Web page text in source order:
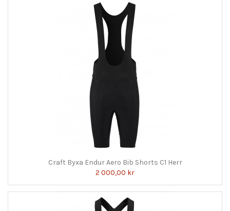
Craft Byxa Endur Aero Bib Shorts C1 Herr
2 000,00 kr